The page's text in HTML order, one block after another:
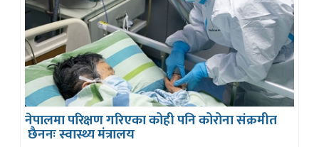
नेपालमा परिक्षण गरिएका कोही पनि कोरोना संक्रमीत
छैननः स्वास्थ्य मंत्रालय